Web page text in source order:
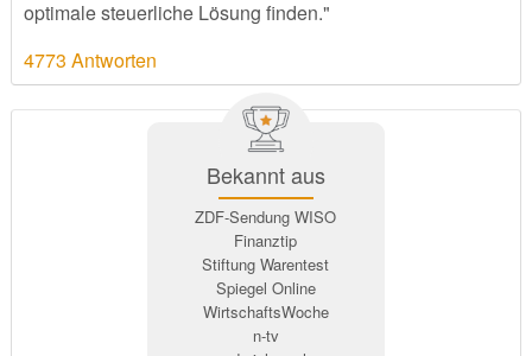
optimale steuerliche Lösung finden."
4773 Antworten
Bekannt aus
ZDF-Sendung WISO
Finanztip
Stiftung Warentest
Spiegel Online
WirtschaftsWoche
n-tv